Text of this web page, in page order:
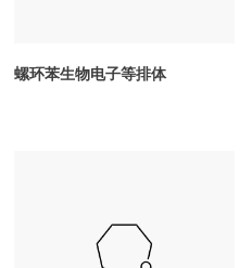
螺环苯生物电子等排体